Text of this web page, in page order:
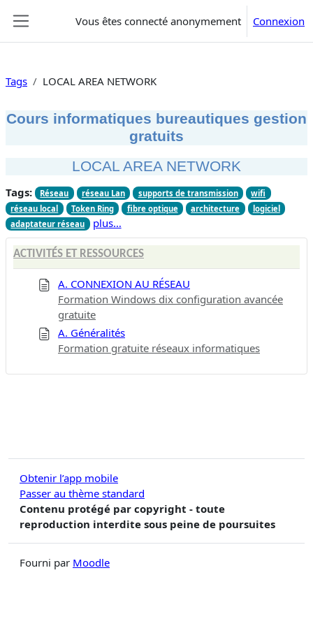
Vous êtes connecté anonymement Connexion
Tags LOCAL AREA NETWORK
Cours informatiques bureautiques gestion
gratuits
LOCAL AREA NETWORK
Tags: Réseau réseau Lan supports de transmission
wifi
réseau local
Token Ring fibre optique architecture
logiciel
adaptateur réseau
plus…
ACTIVITÉS ET RESSOURCES
A. CONNEXION AU RÉSEAU
Formation Windows dix configuration avancée
gratuite
A. Généralités
Formation gratuite réseaux informatiques
Obtenir l’app mobile
Passer au thème standard
Contenu protégé par copyright - toute
reproduction interdite sous peine de poursuites
Fourni par Moodle